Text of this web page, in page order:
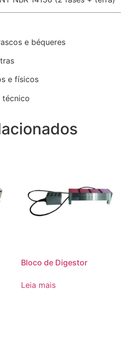
e béqueres
e físicos
técnico
Bloco de Digestor
Leia mais